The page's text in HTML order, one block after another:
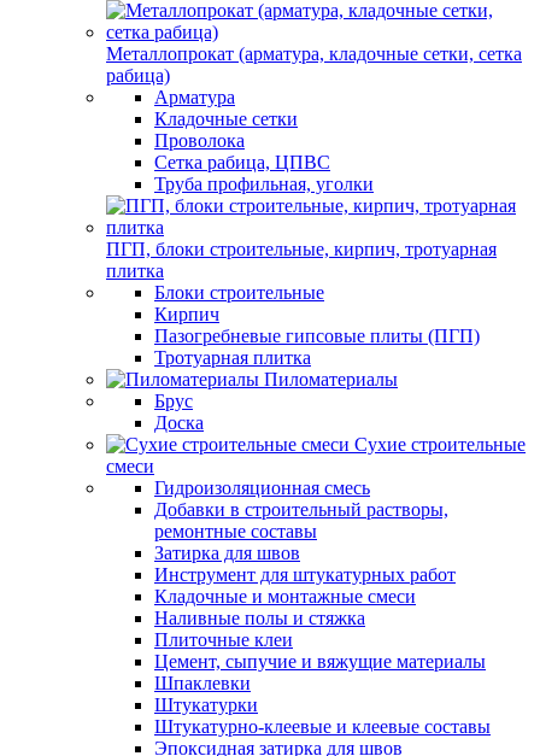
Металлопрокат (арматура, кладочные сетки, сетка
рабица)
Арматура
Кладочные сетки
Проволока
Сетка рабица, ЦПВС
Труба профильная, уголки
ПГП, блоки строительные, кирпич, тротуарная
плитка
Блоки строительные
Кирпич
Пазогребневые гипсовые плиты (ПГП)
Тротуарная плитка
Пиломатериалы
Брус
Доска
Сухие строительные
смеси
Гидроизоляционная смесь
Добавки в строительный растворы,
ремонтные составы
Затирка для швов
Инструмент для штукатурных работ
Кладочные и монтажные смеси
Наливные полы и стяжка
Плиточные клеи
Цемент, сыпучие и вяжущие материалы
Шпаклевки
Штукатурки
Штукатурно-клеевые и клеевые составы
Эпоксидная затирка для швов